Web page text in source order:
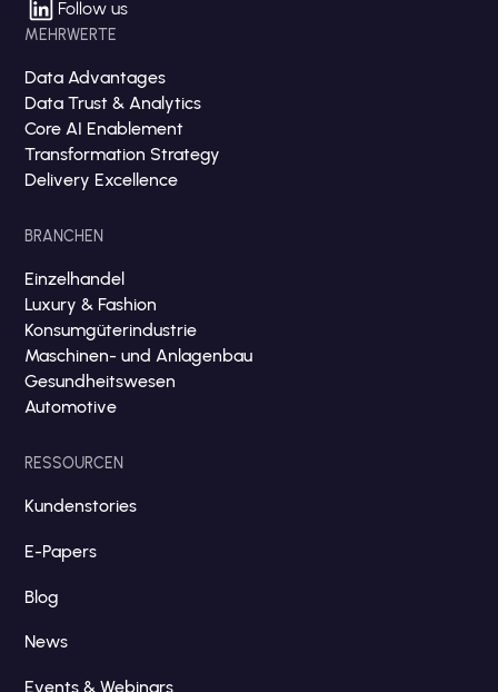
Follow us
MEHRWERTE
Data Advantages
Data Trust & Analytics
Core AI Enablement
Transformation Strategy
Delivery Excellence
BRANCHEN
Einzelhandel
Luxury & Fashion
Konsumgüterindustrie
Maschinen- und Anlagenbau
Gesundheitswesen
Automotive
RESSOURCEN
Kundenstories
E-Papers
Blog
News
Events & Webinars